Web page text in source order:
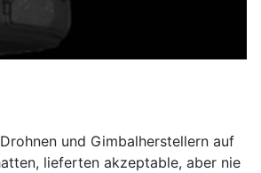
und Gimbalherstellern auf
lieferten akzeptable, aber nie